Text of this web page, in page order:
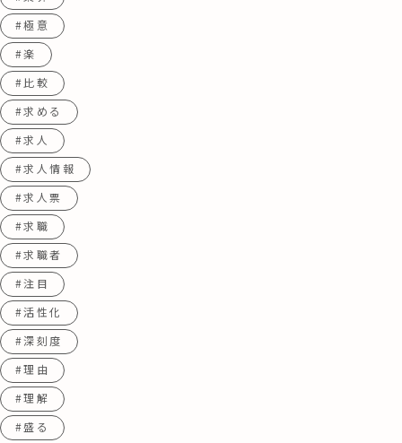
#極意
#楽
#比較
#求める
#求人
#求人情報
#求人票
#求職
#求職者
#注目
#活性化
#深刻度
#理由
#理解
#盛る